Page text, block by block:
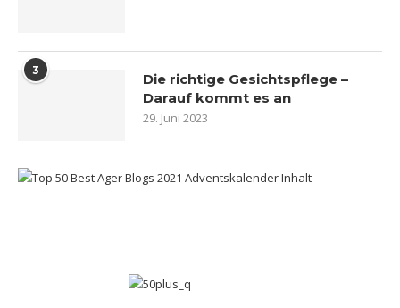
3
Die richtige Gesichtspflege –
Darauf kommt es an
29. Juni 2023